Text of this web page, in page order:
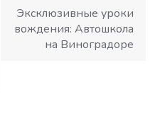
Эксклюзивные уроки
вождения: Автошкола
на Виноградоре